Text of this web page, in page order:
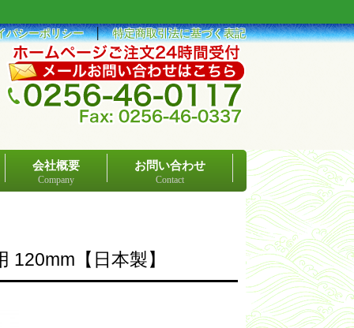
バシーポリシー│特定商取引法に基づく表記
会社概要
Company
お問い合わせ
Contact
【日本製】